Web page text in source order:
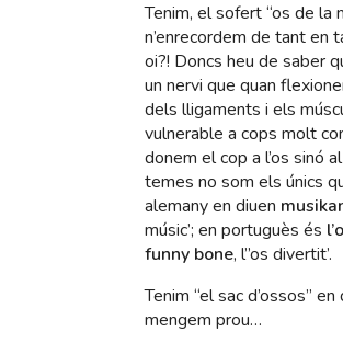
Tenim, el sofert “os de la
n’enrecordem de tant en
oi?! Doncs heu de saber
un nervi que quan
dels lligaments i els
vulnerable a cops molt
donem el cop a l’os sinó
temes no som els únics
alemany en diuen
músic’; en portuguès és
funny bone, l”os divertit’.
Tenim “el sac d’ossos”
mengem prou…